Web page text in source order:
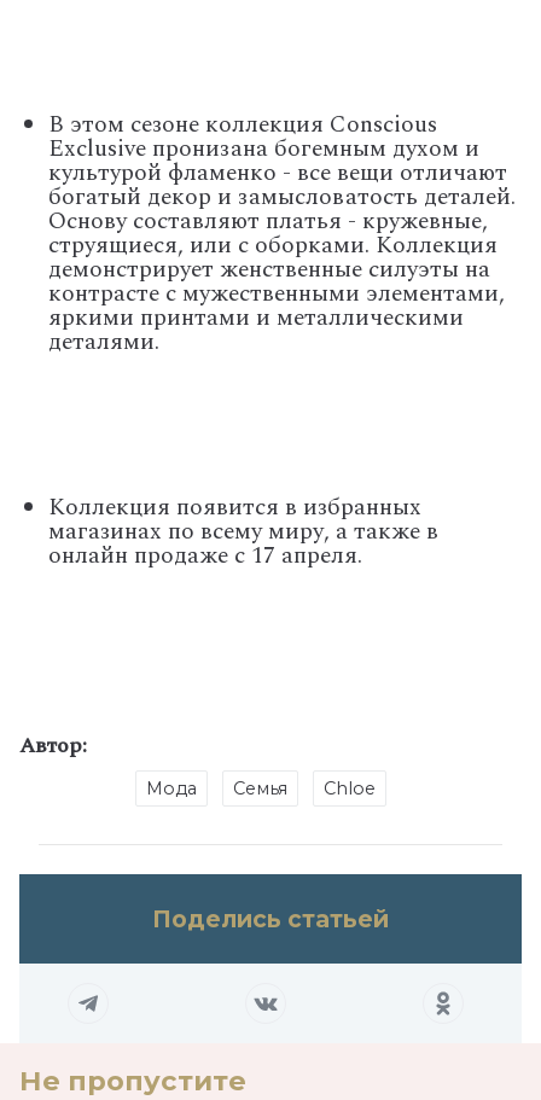
В этом сезоне коллекция Conscious
Exclusive пронизана богемным духом и
культурой фламенко - все вещи отличают
богатый декор и замысловатость деталей.
Основу составляют платья - кружевные,
струящиеся, или с оборками. Коллекция
демонстрирует женственные силуэты на
контрасте с мужественными элементами,
яркими принтами и металлическими
деталями.
Коллекция появится в избранных
магазинах по всему миру, а также в
онлайн продаже с 17 апреля.
Автор:
Мода Семья Chloe
Поделись статьей
Не пропустите